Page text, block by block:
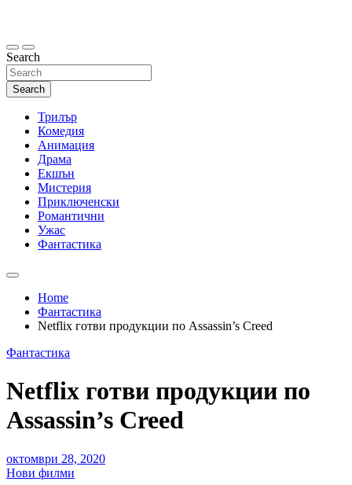
Search
Search
Трилър
Комедия
Анимация
Драма
Екшън
Мистерия
Приключенски
Романтични
Ужас
Фантастика
Home
Фантастика
Netflix готви продукции по Assassin’s Creed
Фантастика
Netflix готви продукции по
Assassin’s Creed
октомври 28, 2020
Нови филми